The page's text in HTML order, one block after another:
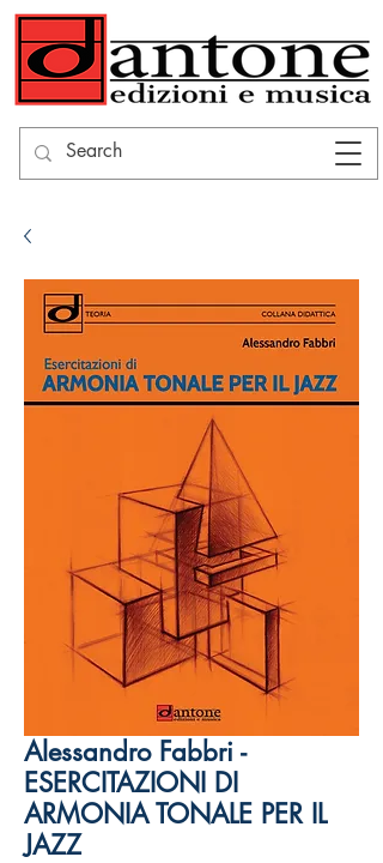
Alessandro Fabbri -
ESERCITAZIONI DI
ARMONIA TONALE PER IL
JAZZ